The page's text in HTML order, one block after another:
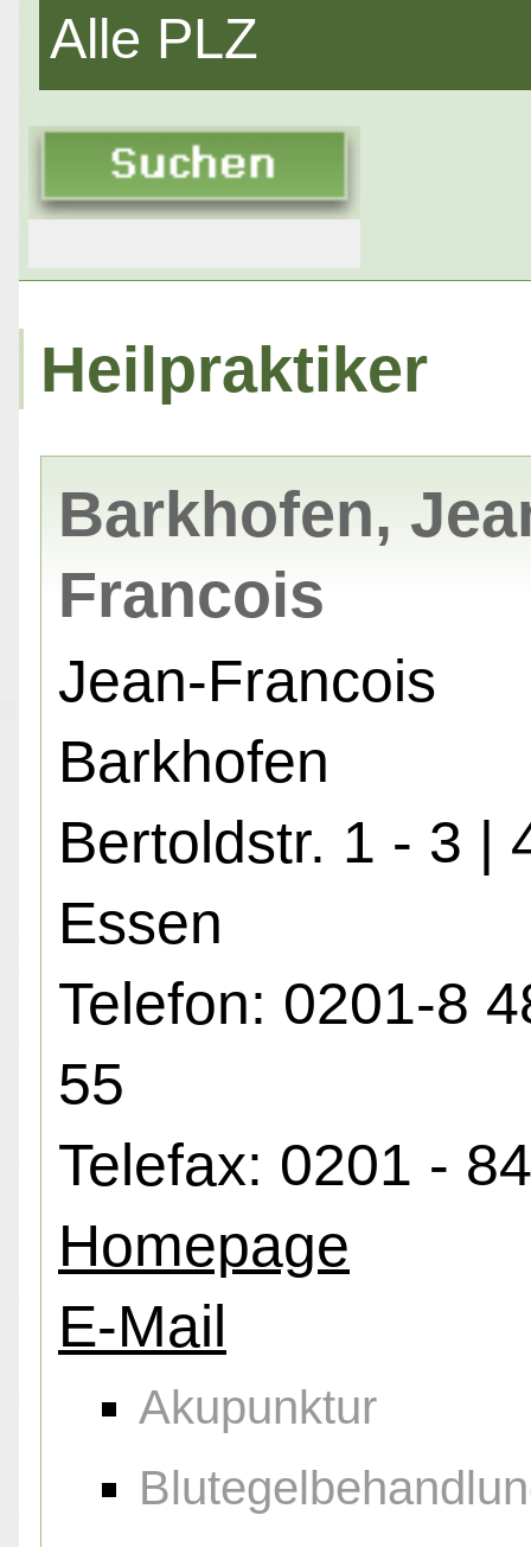
Alle PLZ
Heilpraktiker
Barkhofen,
Francois
Jean-Francois
Barkhofen
Bertoldstr. 1 - 3 |
Essen
Telefon: 0201-8
55
Telefax: 0201 -
Homepage
E-Mail
Akupunktur